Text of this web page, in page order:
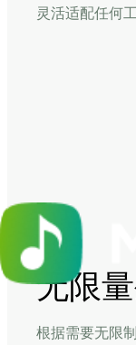
灵活适配任何
无限
根据需要无限